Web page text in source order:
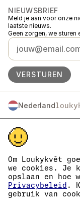
Om Loukykvět
we cookies. Je
opslaan en hoe
Privacybeleid .
gebruik van
NIEUWSBRIEF
Meld je aan voor onze
laatste nieuws.
Geen zorgen, we sturen
VERSTUREN
Nederland
Česko
Slovensko
Polska
Österreich
Deutschland
France
België
Danmark
Eesti
Loukykvět s.r.o. staat
gemeentelijke
EKF00180493.
Wij gebruiken
plantenpaspoorten.
Ons KvK-nummer is
Het ID van de data box
Het EORI-nummer is